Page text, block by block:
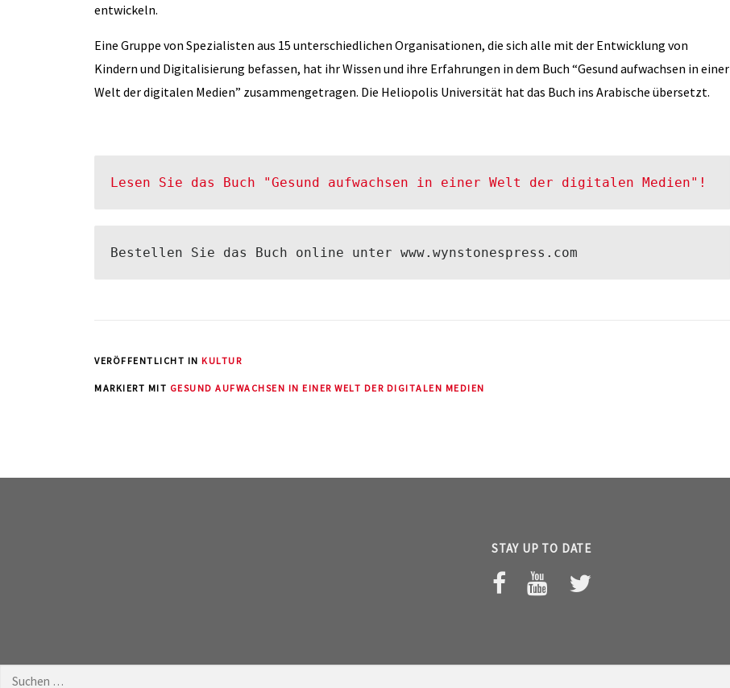
entwickeln.
Eine Gruppe von Spezialisten aus 15 unterschiedlichen Organisationen, die sich alle mit der Entwicklung von
Kindern und Digitalisierung befassen, hat ihr Wissen und ihre Erfahrungen in dem Buch “Gesund aufwachsen in einer
Welt der digitalen Medien” zusammengetragen. Die Heliopolis Universität hat das Buch ins Arabische übersetzt.
Lesen Sie das Buch "Gesund aufwachsen in einer Welt der digitalen Medien"!
Bestellen Sie das Buch online unter www.wynstonespress.com
VERÖFFENTLICHT IN KULTUR
MARKIERT MIT GESUND AUFWACHSEN IN EINER WELT DER DIGITALEN MEDIEN
STAY UP TO DATE
Suchen